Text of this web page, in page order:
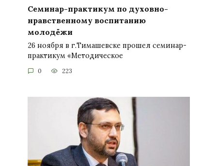
Семинар-практикум по духовно-
нравственному воспитанию
молодёжи
26 ноября в г.Тимашевске прошел семинар-
практикум «Методическое
0 223